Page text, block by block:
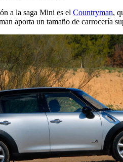
a la saga Mini es el Countryman,
aporta un tamaño de carrocería